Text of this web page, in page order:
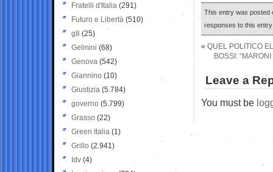
This entry was posted
responses to this
« QUEL POLITICO
BOSSI:
Leave a
You must be
Fratelli d'Italia (291)
Futuro e Libertà (510)
g8 (25)
Gelmini (68)
Genova (542)
Giannino (10)
Giustizia (5.784)
governo (5.799)
Grasso (22)
Green Italia (1)
Grillo (2.941)
Idv (4)